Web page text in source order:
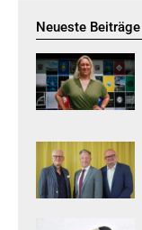
Neueste Beiträge